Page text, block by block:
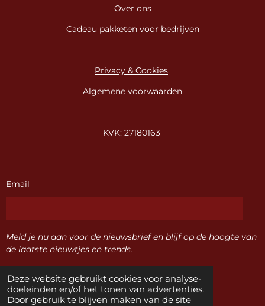
Deze website gebruikt cookies voor analyse-
doeleinden en/of het tonen van advertenties.
Door gebruik te blijven maken van de site
Over ons
Cadeau pakketen voor bedrijven
Privacy & Cookies
Algemene voorwaarden
KVK: 27180163
Email
Meld je nu aan voor de nieuwsbrief en blijf op de hoogte van
de laatste nieuwtjes en trends.
Verzenden